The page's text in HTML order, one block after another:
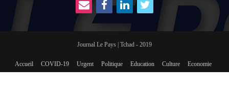
Journal Le Pays | Tchad - 2019
Accueil COVID-19 Urgent Politique Education Culture Economie